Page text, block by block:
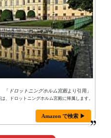
「 ドロットニングホルム宮殿より引用」
、ドロットニングホルム宮殿に帰属します。
Amazon で検索 ▶